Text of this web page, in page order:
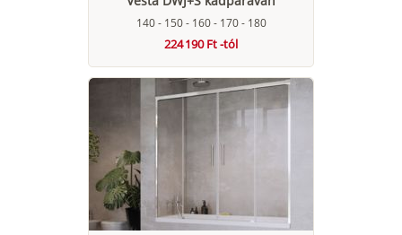
140 - 150 - 160 - 170 - 180
224 190 Ft -tól